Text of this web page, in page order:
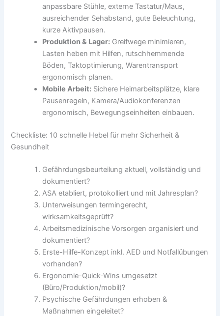
anpassbare Stühle, externe Tastatur/Maus,
ausreichender Sehabstand, gute Beleuchtung,
kurze Aktivpausen.
Produktion & Lager: Greifwege minimieren,
Lasten heben mit Hilfen, rutschhemmende
Böden, Taktoptimierung, Warentransport
ergonomisch planen.
Mobile Arbeit: Sichere Heimarbeitsplätze, klare
Pausenregeln, Kamera/Audiokonferenzen
ergonomisch, Bewegungseinheiten einbauen.
Checkliste: 10 schnelle Hebel für mehr Sicherheit &
Gesundheit
Gefährdungsbeurteilung aktuell, vollständig und
dokumentiert?
ASA etabliert, protokolliert und mit Jahresplan?
Unterweisungen termingerecht,
wirksamkeitsgeprüft?
Arbeitsmedizinische Vorsorgen organisiert und
dokumentiert?
Erste-Hilfe-Konzept inkl. AED und Notfallübungen
vorhanden?
Ergonomie-Quick-Wins umgesetzt
(Büro/Produktion/mobil)?
Psychische Gefährdungen erhoben &
Maßnahmen eingeleitet?